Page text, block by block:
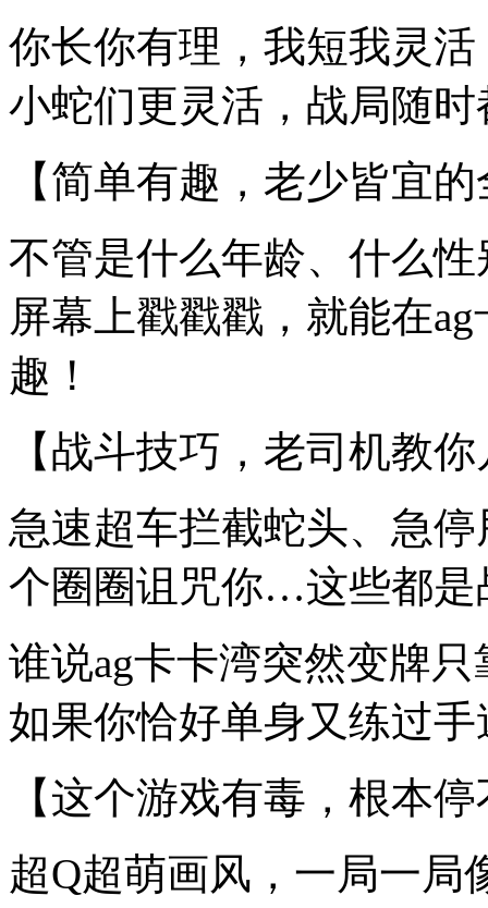
你长你有理，我短我灵
小蛇们更灵活，战局随
【简单有趣，老少皆宜
不管是什么年龄、什么
屏幕上戳戳戳，就能在
趣！
【战斗技巧，老司机教
急速超车拦截蛇头、急
个圈圈诅咒你…这些都是
谁说ag卡卡湾突然变牌
如果你恰好单身又练过
【这个游戏有毒，根本
超Q超萌画风，一局一局